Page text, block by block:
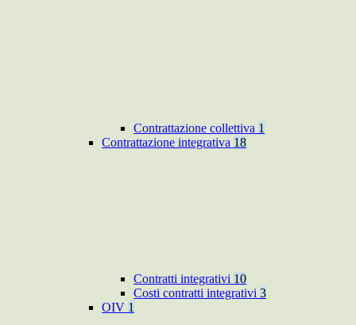
Contrattazione collettiva 1
Contrattazione integrativa 18
Contratti integrativi 10
Costi contratti integrativi 3
OIV 1